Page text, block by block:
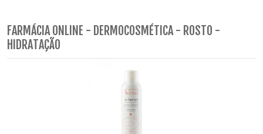
FARMÁCIA ONLINE - DERMOCOSMÉTICA - ROSTO -
HIDRATAÇÃO